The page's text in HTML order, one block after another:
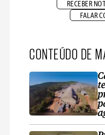
RECEBER
FALAR
CONTEÚDO DE